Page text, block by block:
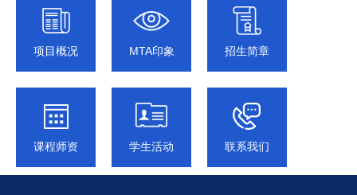
项目概况 MTA印象 招生简章
课程师资 学生活动 联系我们